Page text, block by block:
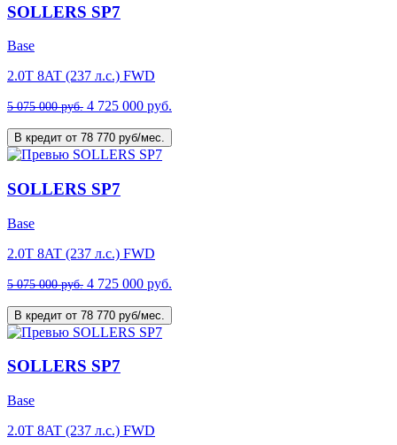
SOLLERS SP7
Base
2.0T 8AT (237 л.с.) FWD
5 075 000 руб. 4 725 000 руб.
В кредит от 78 770 руб/мес.
SOLLERS SP7
Base
2.0T 8AT (237 л.с.) FWD
5 075 000 руб. 4 725 000 руб.
В кредит от 78 770 руб/мес.
SOLLERS SP7
Base
2.0T 8AT (237 л.с.) FWD